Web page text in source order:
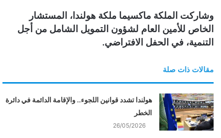
وشاركت الملكة ماكسيما ملكة هولندا، المستشار
الخاص للأمين العام لشؤون التمويل الشامل من أجل
التنمية، في الحفل الافتراضي.
مقالات ذات صلة
هولندا تشدد قوانين اللجوء.. والإقامة الدائمة في دائرة
الخطر
26/05/2026